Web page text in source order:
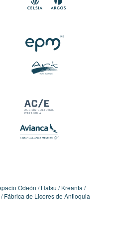
Odeón Hatsu
Kreanta
Fábrica de Licores de Antioquia